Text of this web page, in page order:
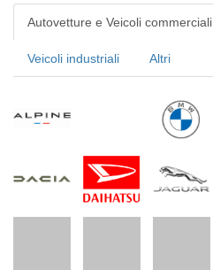
Autovetture e Veicoli commerciali
Veicoli industriali Altri